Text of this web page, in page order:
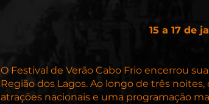
15 a 17 de
O Festival de Verão Cabo Frio encerrou
Região dos Lagos. Ao longo de três
atrações nacionais e uma programação